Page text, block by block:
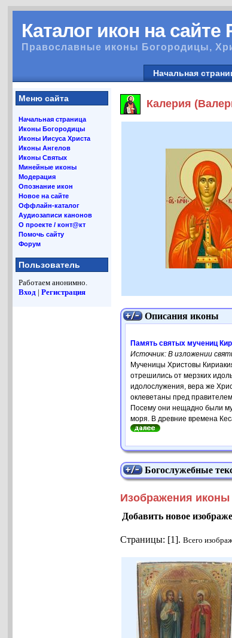
Каталог икон на сайте
Православные иконы Богородицы,
Начальная
Меню сайта
Начальная страница
Иконы Богородицы
Иконы Иисуса Христа
Иконы Ангелов
Иконы Святых
Минейные иконы
Модерация
Опознание икон
Новое на сайте
Оффлайн-каталог
Аудиозаписи канонов
О проекте / конт@кт
Помочь сайту
Форум
Пользователь
Работаем анонимно.
Вход |Регистрация
Калерия
Описания иконы
Память святых мучениц
Источник: В изложении
Мученицы Христовы
отрешились от мерзких
идолослужения, вера же
оклеветаны пред
Посему они нещадно были
моря. В древние времена
Богослужебные
Изображения иконы
Добавить новое
Страницы: [1].Всего